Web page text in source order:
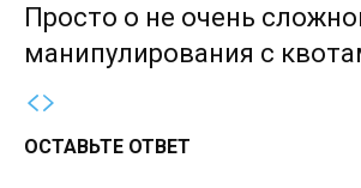
Просто о не очень
манипулирования с
ОСТАВЬТЕ ОТВЕТ